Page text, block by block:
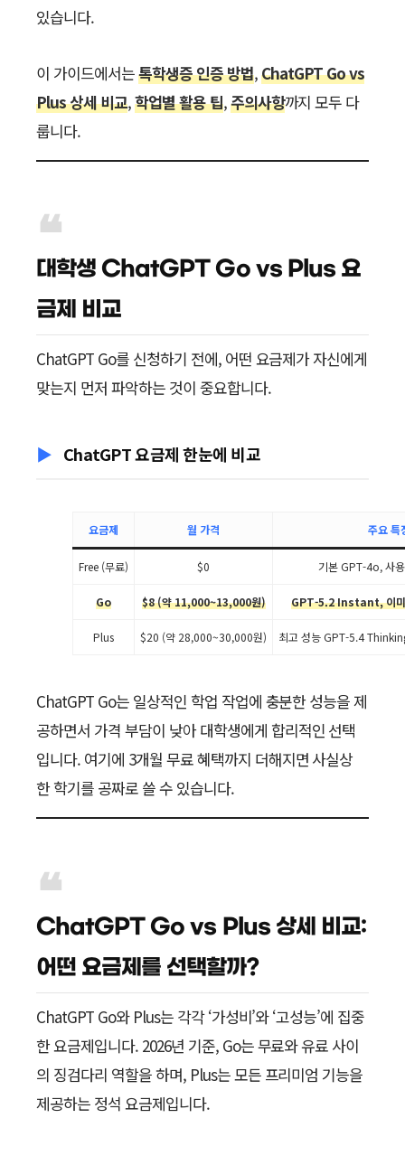
있습니다.
이 가이드에서는톡학생증 인증 방법,ChatGPT Go vs
Plus 상세 비교,학업별 활용 팁,주의사항까지 모두 다
룹니다.
대학생 ChatGPT Go vs Plus 요
금제 비교
ChatGPT Go를 신청하기 전에, 어떤 요금제가 자신에게
맞는지 먼저 파악하는 것이 중요합니다.
ChatGPT 요금제 한눈에 비교
요금제 월 가격 주요 특
Free (무료) $0 기본 GPT-4o, 사
Go $8 (약 11,000~13,000원) GPT-5.2 Instant, 이미
Plus $20 (약 28,000~30,000원) 최고 성능 GPT-5.4
ChatGPT Go는 일상적인 학업 작업에 충분한 성능을 제
공하면서 가격 부담이 낮아 대학생에게 합리적인 선택
입니다. 여기에 3개월 무료 혜택까지 더해지면 사실상
한 학기를 공짜로 쓸 수 있습니다.
ChatGPT Go vs Plus 상세 비교:
어떤 요금제를 선택할까?
ChatGPT Go와 Plus는 각각 ‘가성비’와 ‘고성능’에 집중
한 요금제입니다. 2026년 기준, Go는 무료와 유료 사이
의 징검다리 역할을 하며, Plus는 모든 프리미엄 기능을
제공하는 정석 요금제입니다.